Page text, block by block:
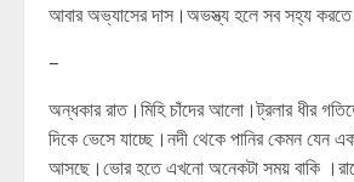
আবার অভ্যাসের দাস।অভস্ত্য হলে সব সহ্য করতে
–
অন্ধকার রাত।মিহি চাঁদের আলো।ট্রলার ধীর
দিকে ভেসে যাচ্ছে।নদী থেকে পানির কেমন যেন
আসছে।ভোর হতে এখনো অনেকটা সময় বাকি